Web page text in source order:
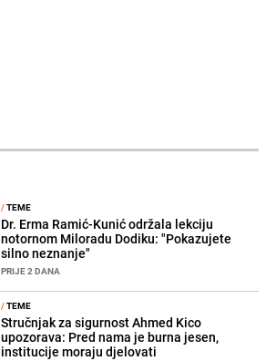
/TEME
Dr. Erma Ramić-Kunić održala lekciju
notornom Miloradu Dodiku: "Pokazujete
silno neznanje"
PRIJE 2 DANA
/TEME
Stručnjak za sigurnost Ahmed Kico
upozorava: Pred nama je burna jesen,
institucije moraju djelovati